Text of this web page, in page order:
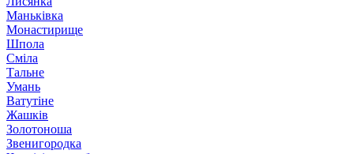
Маньківка
Монастирище
Шпола
Сміла
Тальне
Умань
Ватутіне
Жашків
Золотоноша
Звенигородка